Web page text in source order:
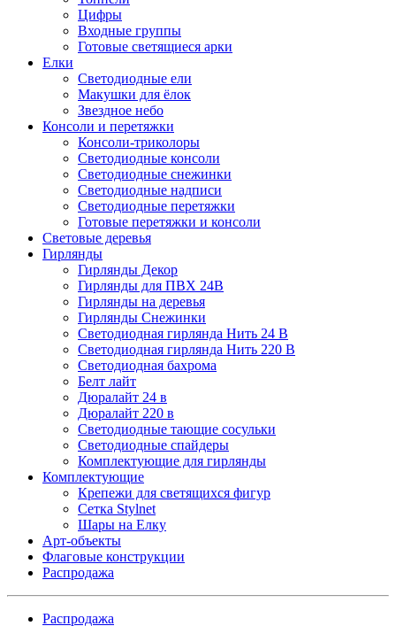
Цифры
Входные группы
Готовые светящиеся арки
Елки
Светодиодные ели
Макушки для ёлок
Звездное небо
Консоли и перетяжки
Консоли-триколоры
Светодиодные консоли
Светодиодные снежинки
Светодиодные надписи
Светодиодные перетяжки
Готовые перетяжки и консоли
Световые деревья
Гирлянды
Гирлянды Декор
Гирлянды для ПВХ 24В
Гирлянды на деревья
Гирлянды Снежинки
Светодиодная гирлянда Нить 24 В
Светодиодная гирлянда Нить 220 В
Светодиодная бахрома
Белт лайт
Дюралайт 24 в
Дюралайт 220 в
Светодиодные тающие сосульки
Светодиодные спайдеры
Комплектующие для гирлянды
Комплектующие
Крепежи для светящихся фигур
Сетка Stylnet
Шары на Елку
Арт-объекты
Флаговые конструкции
Распродажа
Распродажа